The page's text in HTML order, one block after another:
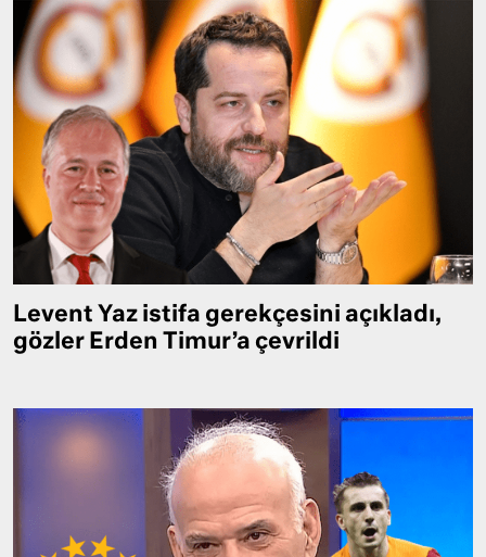
Levent Yaz istifa gerekçesini açıkladı,
gözler Erden Timur’a çevrildi